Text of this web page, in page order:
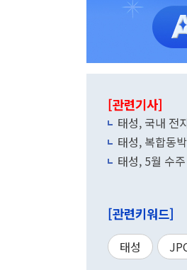
[관련기사]
태성, 국내 전
태성, 복합동
태성, 5월 수
[관련키워드]
태성